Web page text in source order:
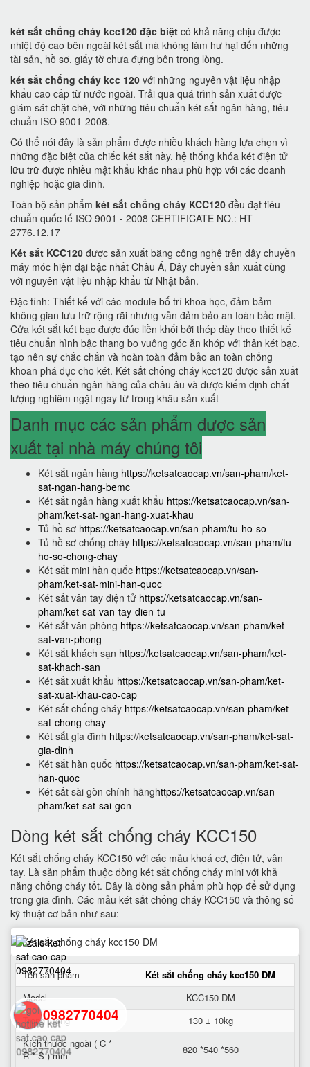
két sắt chống cháy kcc120 đặc biệt có khả năng chịu được
nhiệt độ cao bên ngoài két sắt mà không làm hư hại đến những
tài sản, hồ sơ, giấy tờ chưa đựng bên trong lòng.
két sắt chống cháy kcc 120 với những nguyên vật liệu nhập
khẩu cao cấp từ nước ngoài. Trải qua quá trình sản xuất được
giám sát chặt chẽ, với những tiêu chuẩn két sắt ngân hàng, tiêu
chuẩn ISO 9001-2008.
Có thể nói đây là sản phẩm được nhiều khách hàng lựa chọn vì
những đặc biệt của chiếc két sắt này. hệ thống khóa két điện tử
lữu trữ được nhiều mật khẩu khác nhau phù hợp với các doanh
nghiệp hoặc gia đình.
Toàn bộ sản phẩm két sắt chống cháy KCC120 đều đạt tiêu
chuẩn quốc tế ISO 9001 - 2008 CERTIFICATE NO.: HT
2776.12.17
Két sắt KCC120 được sản xuất bằng công nghệ trên dây chuyền
máy móc hiện đại bậc nhất Châu Á, Dây chuyền sản xuất cùng
với nguyên vật liệu nhập khẩu từ Nhật bản.
Đặc tính: Thiết kế với các module bố trí khoa học, đảm bảm
không gian lưu trữ rộng rãi nhưng vẫn đảm bảo an toàn bảo mật.
Cửa két sắt két bạc được đúc liền khối bởi thép dày theo thiết kế
tiêu chuẩn hình bậc thang bo vuông góc ăn khớp với thân két bạc.
tạo nên sự chắc chắn và hoàn toàn đảm bảo an toàn chống
khoan phá đục cho két. Két sắt chống cháy kcc120 được sản xuất
theo tiêu chuẩn ngân hàng của châu âu và được kiểm định chất
lượng nghiêm ngặt ngay từ trong khâu sản xuất
Danh mục các sản phẩm được sản
xuất tại nhà máy chúng tôi
Két sắt ngân hàng https://ketsatcaocap.vn/san-pham/ket-
sat-ngan-hang-bemc
Két sắt ngân hàng xuất khẩu https://ketsatcaocap.vn/san-
pham/ket-sat-ngan-hang-xuat-khau
Tủ hồ sơ https://ketsatcaocap.vn/san-pham/tu-ho-so
Tủ hồ sơ chống cháy https://ketsatcaocap.vn/san-pham/tu-
ho-so-chong-chay
Két sắt mini hàn quốc https://ketsatcaocap.vn/san-
pham/ket-sat-mini-han-quoc
Két sắt vân tay điện tử https://ketsatcaocap.vn/san-
pham/ket-sat-van-tay-dien-tu
Két sắt văn phòng https://ketsatcaocap.vn/san-pham/ket-
sat-van-phong
Két sắt khách sạn https://ketsatcaocap.vn/san-pham/ket-
sat-khach-san
Két sắt xuất khẩu https://ketsatcaocap.vn/san-pham/ket-
sat-xuat-khau-cao-cap
Két sắt chống cháy https://ketsatcaocap.vn/san-pham/ket-
sat-chong-chay
Két sắt gia đình https://ketsatcaocap.vn/san-pham/ket-sat-
gia-dinh
Két sắt hàn quốc https://ketsatcaocap.vn/san-pham/ket-sat-
han-quoc
Két sắt sài gòn chính hãnghttps://ketsatcaocap.vn/san-
pham/ket-sat-sai-gon
Dòng két sắt chống cháy KCC150
Két sắt chống cháy KCC150 với các mẫu khoá cơ, điện tử, vân
tay. Là sản phẩm thuộc dòng két sắt chống cháy mini với khả
năng chống cháy tốt. Đây là dòng sản phẩm phù hợp để sử dụng
trong gia đình. Các mẫu két sắt chống cháy KCC150 và thông số
kỹ thuật cơ bản như sau:
Tên sản phẩm
Két sắt chống cháy kcc150 DM
Model
KCC150 DM
Trọng lượng
130 ± 10kg
Kích thước ngoài ( C *
R * S ) mm
820 *540 *560
0982770404